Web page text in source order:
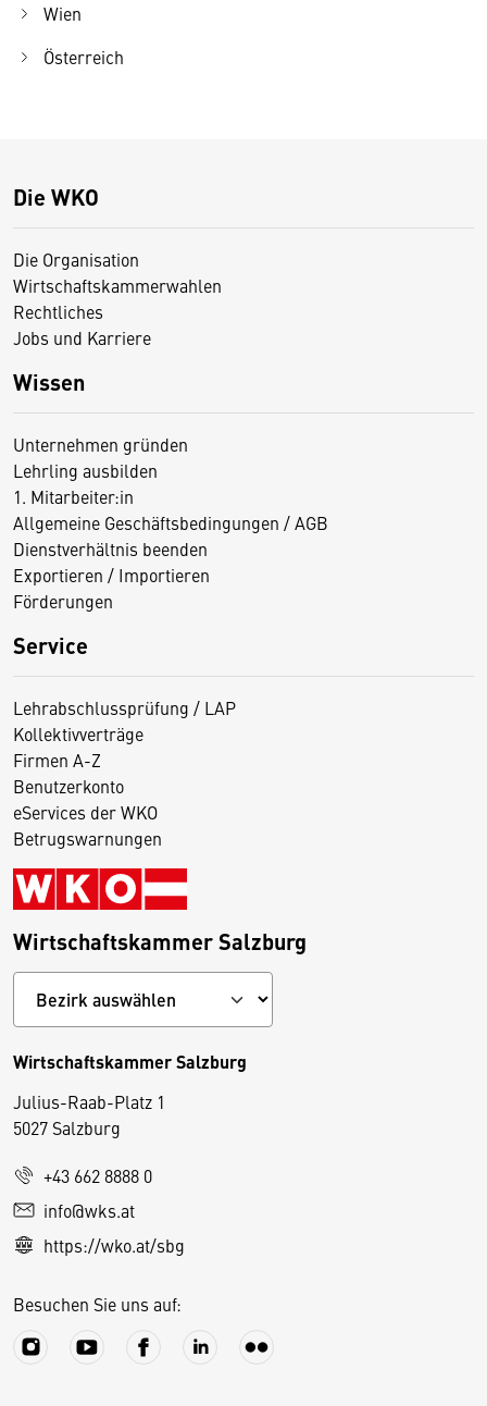
Wien
Österreich
Die WKO
Die Organisation
Wirtschaftskammerwahlen
Rechtliches
Jobs und Karriere
Wissen
Unternehmen gründen
Lehrling ausbilden
1. Mitarbeiter:in
Allgemeine Geschäftsbedingungen / AGB
Dienstverhältnis beenden
Exportieren / Importieren
Förderungen
Service
Lehrabschlussprüfung / LAP
Kollektivverträge
Firmen A-Z
Benutzerkonto
eServices der WKO
Betrugswarnungen
Wirtschaftskammer Salzburg
Wirtschaftskammer Salzburg
Julius-Raab-Platz 1
5027 Salzburg
+43 662 8888 0
info@wks.at
https://wko.at/sbg
Besuchen Sie uns auf:
D
e
s
S
e